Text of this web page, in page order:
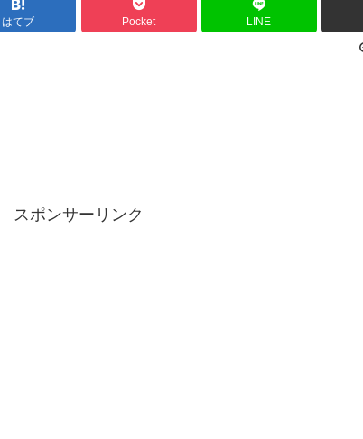
はてブ Pocket LINE
スポンサーリンク